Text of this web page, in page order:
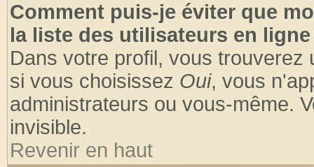
Comment puis-je éviter que
la liste des utilisateurs en
Dans votre profil, vous trouverez
si vous choisissez Oui, vous
administrateurs ou vous-même.
invisible.
Revenir en haut